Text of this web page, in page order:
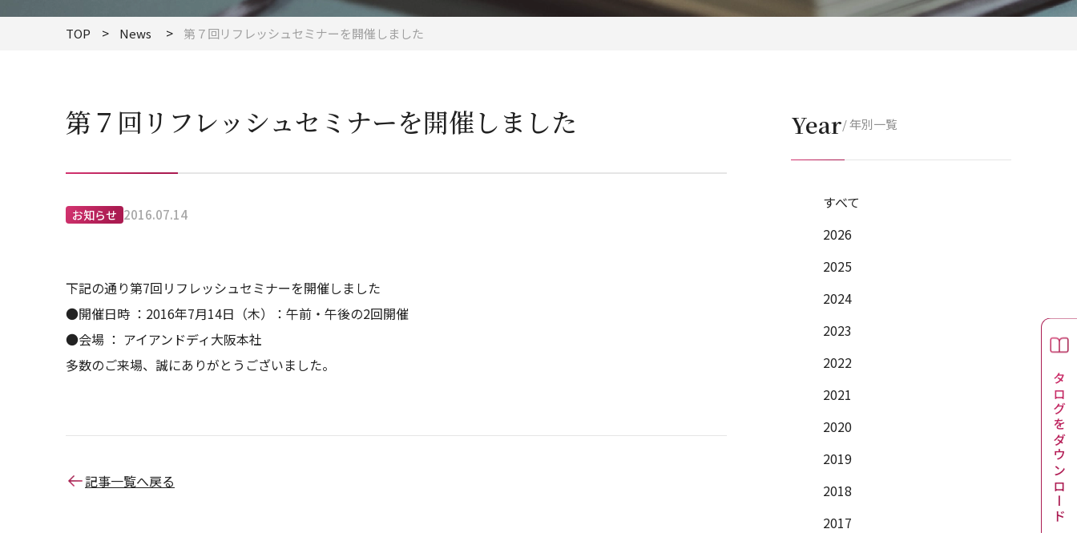
TOP News 第７回リフレッシュセミナーを開催しました
第７回リフレッシュセミナーを開催しました
お知らせ 2016.07.14
下記の通り第7回リフレッシュセミナーを開催しました
●開催日時 ：2016年7月14日（木）：午前・午後の2回開催
●会場 ： アイアンドディ大阪本社
多数のご来場、誠にありがとうございました。
記事一覧へ戻る
Year/ 年別一覧
すべて
2026
2025
2024
2023
2022
2021
2020
2019
2018
2017
カタログをダウンロード